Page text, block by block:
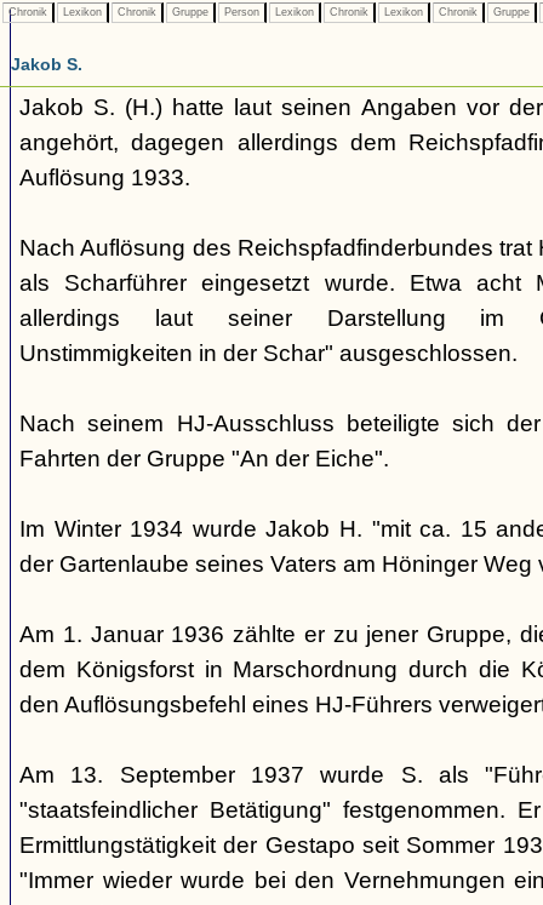
Chronik Lexikon Chronik Gruppe Person Lexikon Chronik Lexikon Chronik Gruppe
Jakob S.
Jakob S. (H.) hatte laut seinen Angaben vor
angehört, dagegen allerdings dem
Auflösung 1933.
Nach Auflösung des Reichspfadfinderbundes trat
als Scharführer eingesetzt wurde. Etwa acht
allerdings laut seiner Darstellung im
Unstimmigkeiten in der Schar" ausgeschlossen.
Nach seinem HJ-Ausschluss beteiligte sich
Fahrten der Gruppe "An der Eiche".
Im Winter 1934 wurde Jakob H. "mit ca. 15
der Gartenlaube seines Vaters am Höninger Weg
Am 1. Januar 1936 zählte er zu jener Gruppe,
dem Königsforst in Marschordnung durch die
den Auflösungsbefehl eines HJ-Führers
Am 13. September 1937 wurde S. als
"staatsfeindlicher Betätigung" festgenommen.
Ermittlungstätigkeit der Gestapo seit Sommer
"Immer wieder wurde bei den Vernehmungen